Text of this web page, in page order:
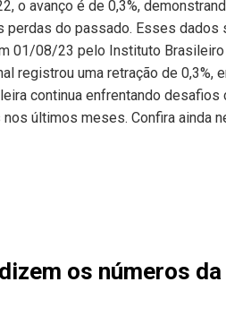
o avanço é de 0,3%,
perdas do passado. Esses dados
01/08/23 pelo Instituto
registrou uma retração de 0,3%,
continua enfrentando desafios
últimos meses. Confira ainda
os números